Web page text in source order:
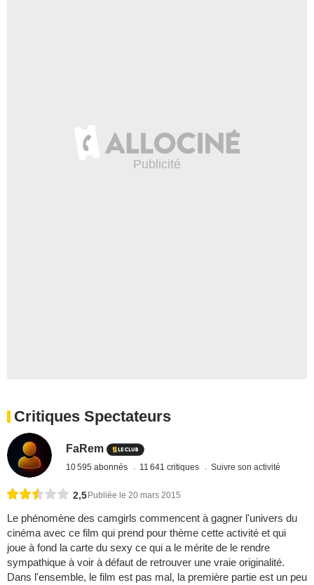
Critiques Spectateurs
FaRem
10 595 abonnés 11 641 critiques Suivre son activité
2,5 Publiée le 20 mars 2015
Le phénomène des camgirls commencent à gagner l'univers du
cinéma avec ce film qui prend pour thème cette activité et qui
joue à fond la carte du sexy ce qui a le mérite de le rendre
sympathique à voir à défaut de retrouver une vraie originalité.
Dans l'ensemble, le film est pas mal, la première partie est un peu